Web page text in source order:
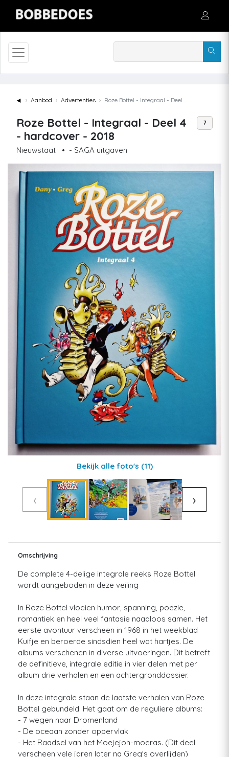
◄ Aanbod Advertenties Roze Bottel - Integraal - Deel 4 - hardcover - 2018
Roze Bottel - Integraal - Deel 4
- hardcover - 2018
Nieuwstaat • - SAGA uitgaven
7
Bekijk alle foto's (11)
‹ ›
Omschrijving
De complete 4-delige integrale reeks Roze Bottel
wordt aangeboden in deze veiling
In Roze Bottel vloeien humor, spanning, poëzie,
romantiek en heel veel fantasie naadloos samen. Het
eerste avontuur verscheen in 1968 in het weekblad
Kuifje en beroerde sindsdien heel wat hartjes. De
albums verschenen in diverse uitvoeringen. Dit betreft
de definitieve, integrale editie in vier delen met per
album drie verhalen en een achtergronddossier.
In deze integrale staan de laatste verhalen van Roze
Bottel gebundeld. Het gaat om de reguliere albums:
- 7 wegen naar Dromenland
- De oceaan zonder oppervlak
- Het Raadsel van het Moejejoh-moeras. (Dit deel
verscheen vele jaren later na Greg's overlijden)